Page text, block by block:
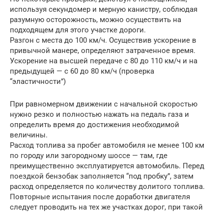
используя секундомер и мерную канистру, соблюдая
разумную осторожность, можно осуществить на
подходящем для этого участке дороги.
Разгон с места до 100 км/ч. Осуществив ускорение в
привычной манере, определяют затраченное время.
Ускорение на высшей передаче с 80 до 110 км/ч и на
предыдущей — с 60 до 80 км/ч (проверка
“эластичности”)
При равномерном движении с начальной скоростью
нужно резко и полностью нажать на педаль газа и
определить время до достижения необходимой
величины.
Расход топлива за пробег автомобиля не менее 100 км
по городу или загородному шоссе — там, где
преимущественно эксплуатируется автомобиль. Перед
поездкой бензобак заполняется “под пробку”, затем
расход определяется по количеству долитого топлива.
Повторные испытания после доработки двигателя
следует проводить на тех же участках дорог, при такой